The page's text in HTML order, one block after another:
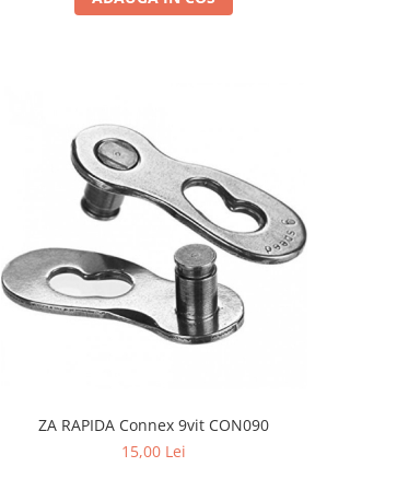
ZA RAPIDA Connex 9vit CON090
15,00 Lei